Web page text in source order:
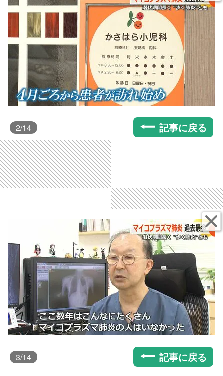
2/14 記事に戻る
3/14 記事に戻る